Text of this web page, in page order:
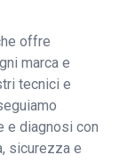
offre
marca e
tecnici e
e diagnosi con
sicurezza e